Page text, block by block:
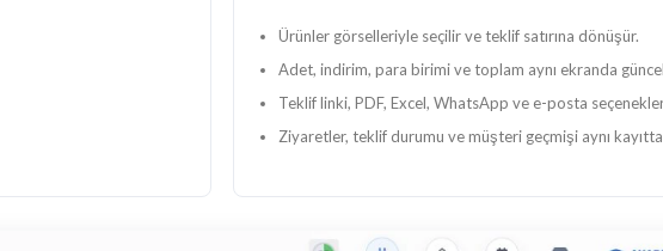
Ürünler görselleriyle seçilir ve teklif satırına dönüşür.
Adet, indirim, para birimi ve toplam aynı ekranda
Teklif linki, PDF, Excel, WhatsApp ve e-posta
Ziyaretler, teklif durumu ve müşteri geçmişi aynı